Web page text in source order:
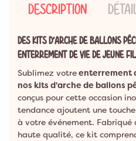
DESCRIPTION
DES KITS D’ARCHE DE BALLONS
ENTERREMENT DE VIE DE JEUNE
Sublimez votreenterrement
nos kits d'arche de ballons
conçus pour cette occasion
tendance ajoutent une
à votre événement. Fabriqué
haute qualité, ce kit